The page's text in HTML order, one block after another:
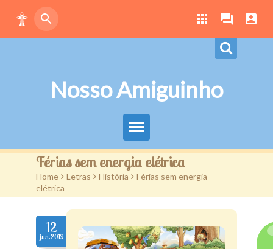
Nosso Amiguinho
Eduque Brincando
Letras
Play
Downloads
Férias sem energia elétrica
Home > Letras > História > Férias sem energia
elétrica
12
jun.2019